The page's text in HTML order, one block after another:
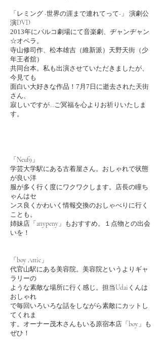
「レミング -世界の涯まで連れてって-」 演劇公
演DVD
2013年にパルコ劇場にて音楽劇、ヂャンヂャン
☆オペラ。
寺山修司作、松本雄吉（維新派）天野天街（少
年王者舘）
共同台本。私も出演させていただきましたが、
今見ても
面白い大好きな作品！ 7 月 7 日に逝去された天街
さん、
寂しいですが…ご冥福を心よりお祈りいたしま
す。
「Neuf9」
学芸大学駅にある古着屋さん。おしゃれで状態
が良い洋
服が多く行く度にワクワクします。店長の瞳ち
ゃんはセ
ンス良くかわいく情報交換のおしゃべりに行く
ことも。
姉妹店「anypeny」もおすすめ。１点物との出会
いを！
「boy Attic」
代官山駅にある美容院。美容院というよりギャ
ラリーの
ような素敵な場所に行く感じ。担当Udaiくんは
おしゃれ
で毎回いろいろな話をしながら素敵にカットし
てくれま
す。オーナー茂木さんもいる原宿本店「boy」も
ぜひ！